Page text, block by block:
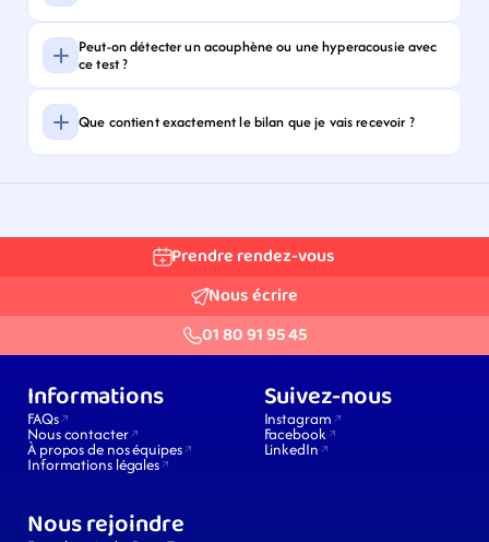
Peut-on détecter un acouphène ou une hyperacousie avec
ce test ?
Que contient exactement le bilan que je vais recevoir ?
Prendre rendez-vous
Nous écrire
01 80 91 95 45
Informations
FAQs
Nous contacter
À propos de nos équipes
Informations légales
Suivez-nous
Instagram
Facebook
LinkedIn
Nous rejoindre